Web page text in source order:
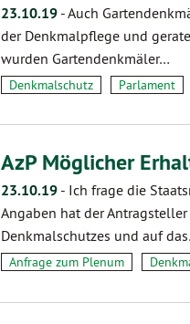
23.10.19 -Auch
der Denkmalpflege und
wurden Gartendenkmäler…
Denkmalschutz Parlament
AzP Möglicher
23.10.19 - Ich frage die
Angaben hat der
Denkmalschutzes und auf
Anfrage zum Plenum